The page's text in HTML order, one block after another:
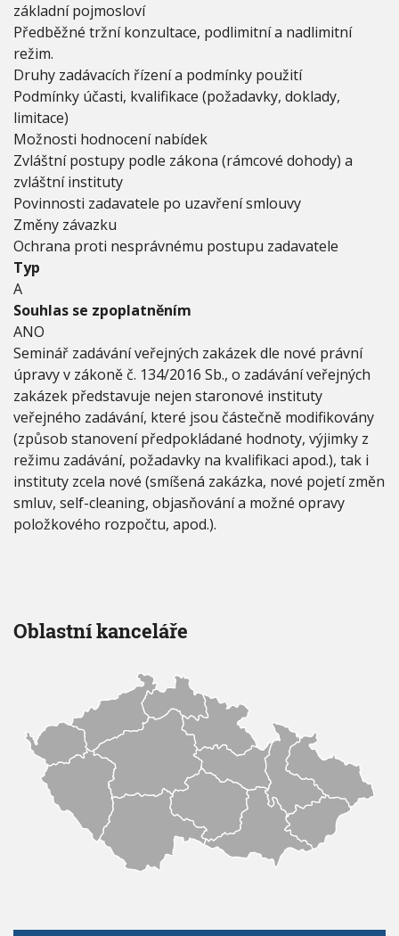
základní pojmosloví
Předběžné tržní konzultace, podlimitní a nadlimitní
režim.
Druhy zadávacích řízení a podmínky použití
Podmínky účasti, kvalifikace (požadavky, doklady,
limitace)
Možnosti hodnocení nabídek
Zvláštní postupy podle zákona (rámcové dohody) a
zvláštní instituty
Povinnosti zadavatele po uzavření smlouvy
Změny závazku
Ochrana proti nesprávnému postupu zadavatele
Typ
A
Souhlas se zpoplatněním
ANO
Seminář zadávání veřejných zakázek dle nové právní
úpravy v zákoně č. 134/2016 Sb., o zadávání veřejných
zakázek představuje nejen staronové instituty
veřejného zadávání, které jsou částečně modifikovány
(způsob stanovení předpokládané hodnoty, výjimky z
režimu zadávání, požadavky na kvalifikaci apod.), tak i
instituty zcela nové (smíšená zakázka, nové pojetí změn
smluv, self-cleaning, objasňování a možné opravy
položkového rozpočtu, apod.).
Oblastní kanceláře